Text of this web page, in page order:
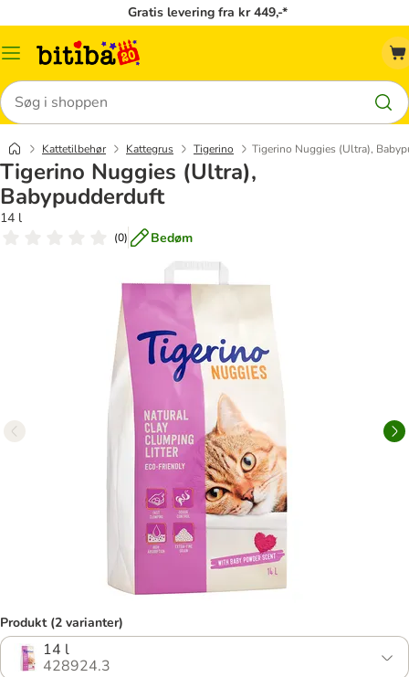
Gratis levering fra kr 449,-*
Menu
Søg
Kattetilbehør Kattegrus Tigerino Tigerino Nuggies (Ultra),
Tigerino Nuggies (Ultra),
Babypudderduft
14 l
(0) Bedøm
Produkt (2 varianter)
14 l
428924.3